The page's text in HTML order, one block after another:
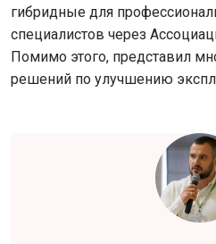
гибридные для
специалистов через
Помимо этого, представил
решений по улучшению